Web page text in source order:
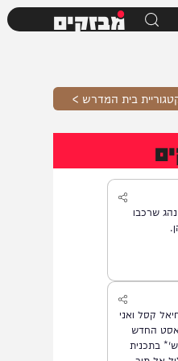
מבזקים
בית המדרש >
שרכבו
קסל ואני
החדש